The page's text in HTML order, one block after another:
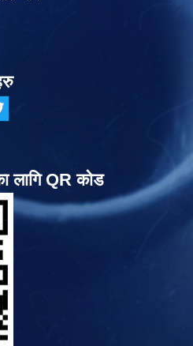
लागि QR कोड